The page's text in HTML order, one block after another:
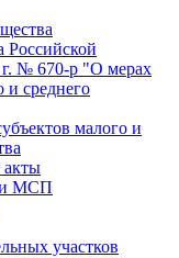
Российской
г. № 670-р "О мерах
и среднего
малого и
акты
МСП
участков